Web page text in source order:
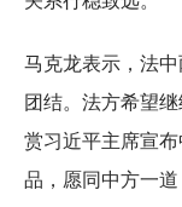
马克龙表示，法
团结。法方希望
赏习近平主席宣
品，愿同中方一